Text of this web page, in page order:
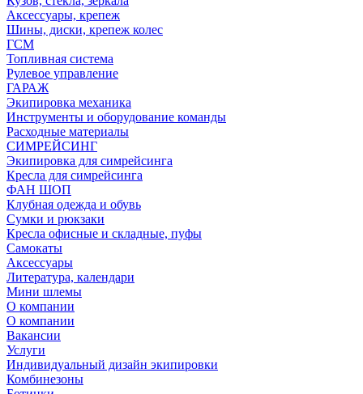
Аксессуары, крепеж
Шины, диски, крепеж колес
ГСМ
Топливная система
Рулевое управление
ГАРАЖ
Экипировка механика
Инструменты и оборудование команды
Расходные материалы
СИМРЕЙСИНГ
Экипировка для симрейсинга
Кресла для симрейсинга
ФАН ШОП
Клубная одежда и обувь
Сумки и рюкзаки
Кресла офисные и складные, пуфы
Самокаты
Аксессуары
Литература, календари
Мини шлемы
О компании
О компании
Вакансии
Услуги
Индивидуальный дизайн экипировки
Комбинезоны